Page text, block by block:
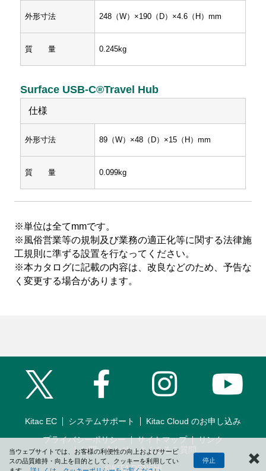
外形寸法 248（W）×190（D）×4.6（H）mm
質 量 0.245kg
Surface USB-C®Travel Hub
仕様
外形寸法 89（W）×48（D）×15（H）mm
質 量 0.099kg
※単位は全てmmです。
※風俗営業等の規制及び業務の適正化等に関する法律施
工規則に準ずる設置を行なってください。
※本カタログに記載の内容は、改良などのため、予告な
く変更する場合があります。
Kitac EC システムサポート
Kitac Cloud のお申し込み
プライバシーポリシー
サイトマップ
リンク
お問い合わせ・よくあるご質問
©KITA DENSHI
当ウェブサイトでは、お客様の利便性の向上およびサービ
スの品質維持・向上を目的として、クッキーを利用してい
停止